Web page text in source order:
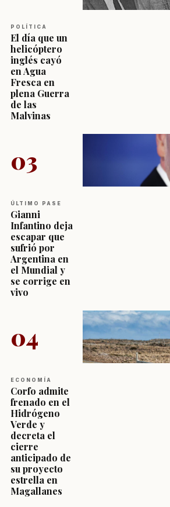
POLÍTICA
El día que un
helicóptero
inglés cayó
en Agua
Fresca en
plena Guerra
de las
Malvinas
03
ÚLTIMO PASE
Gianni
Infantino deja
escapar que
sufrió por
Argentina en
el Mundial y
se corrige en
vivo
04
ECONOMÍA
Corfo admite
frenado en el
Hidrógeno
Verde y
decreta el
cierre
anticipado de
su proyecto
estrella en
Magallanes